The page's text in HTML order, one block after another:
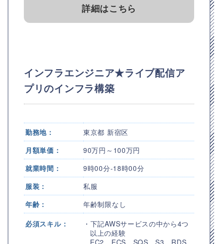
詳細はこちら
インフラエンジニア★ライブ配信ア
プリのインフラ構築
勤務地：
東京都 新宿区
月額単価：
90万円～100万円
就業時間：
9時00分-18時00分
服装：
私服
年齢：
年齢制限なし
必須スキル：
・下記AWSサービスの中から4つ
以上の経験
EC2、ECS、SQS、S3、RDS、